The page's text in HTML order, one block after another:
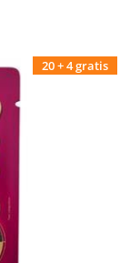
20 + 4 gratis